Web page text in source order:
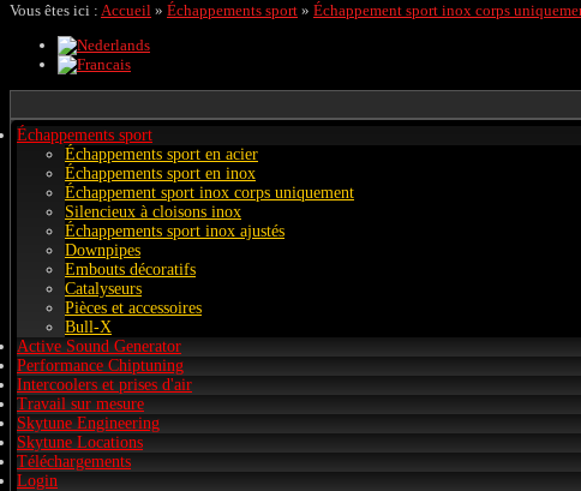
Vous êtes ici : Accueil » Échappements sport » Échappement sport inox corps
Échappements sport
Échappements sport en acier
Échappements sport en inox
Échappement sport inox corps uniquement
Silencieux à cloisons inox
Échappements sport inox ajustés
Downpipes
Embouts décoratifs
Catalyseurs
Pièces et accessoires
Bull-X
Active Sound Generator
Performance Chiptuning
Intercoolers et prises d'air
Travail sur mesure
Skytune Engineering
Skytune Locations
Téléchargements
Login